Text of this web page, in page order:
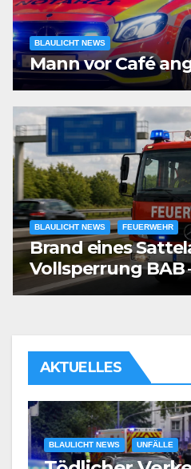
BLAULICHT NEWS
Mann vor Café
BLAULICHT NEWS FEUERWEHR
Brand eines
Vollsperrung BAB
AKTUELLES